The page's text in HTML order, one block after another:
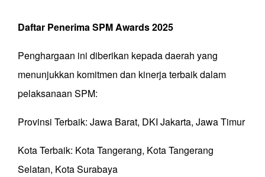
Daftar PenerimaSPMAwards2025
Penghargaan ini diberikan kepada daerah yang
menunjukkan komitmen dan kinerja terbaik dalam
pelaksanaan SPM:
Provinsi Terbaik: Jawa Barat, DKI Jakarta, Jawa Timur
Kota Terbaik: Kota Tangerang, Kota Tangerang
Selatan, Kota Surabaya